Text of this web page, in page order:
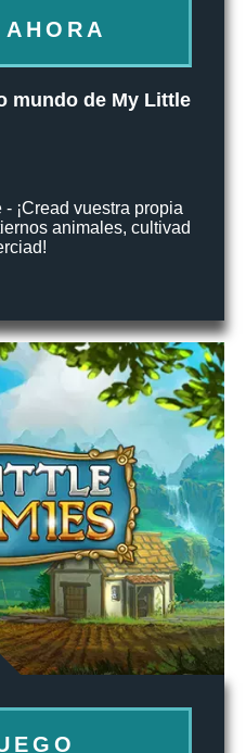
mundo de My Little
¡Cread vuestra propia
animales, cultivad